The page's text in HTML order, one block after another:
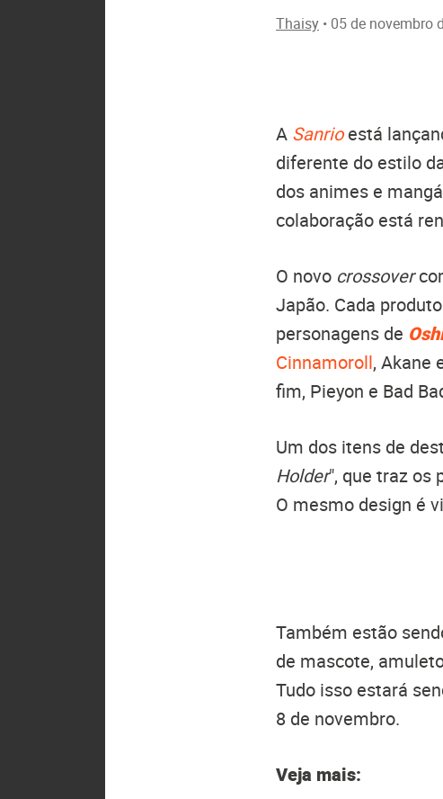
Thaisy • 05 de novembro
A Sanrioestá
diferente do estilo
dos animes e
colaboração está
O novo crossover
Japão. Cada
personagens de
Cinnamoroll, Akane
fim, Pieyon e Bad
Um dos itens de
Holder", que traz os
O mesmo design é
Também estão
de mascote,
Tudo isso estará
8 de novembro.
Veja mais: